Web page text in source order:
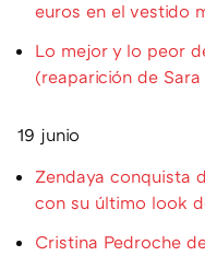
euros en el vestido
Lo mejor y lo peor
(reaparición de
19 junio
Zendaya conquista
con su último look
Cristina Pedroche